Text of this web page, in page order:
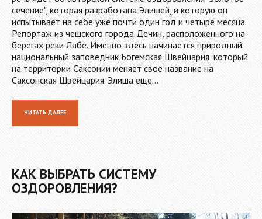
сечение", которая разработана Элишей, и которую он
испытывает на себе уже почти один год и четыре месяца.
Репортаж из чешского города Дечин, расположенного на
берегах реки Лабе. Именно здесь начинается природный
национальный заповедник Богемская Швейцария, который
на территории Саксонии меняет свое название на
Саксонская Швейцария. Элиша еще…
ЧИТАТЬ ДАЛЕЕ
КАК ВЫБРАТЬ СИСТЕМУ
ОЗДОРОВЛЕНИЯ?